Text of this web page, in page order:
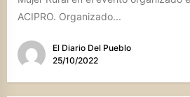
ACIPRO. Organizado...
El Diario Del Pueblo
25/10/2022